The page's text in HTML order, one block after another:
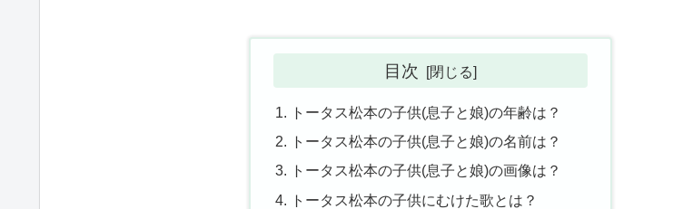
目次
トータス松本の子供(息子と娘)の年齢は？
トータス松本の子供(息子と娘)の名前は？
トータス松本の子供(息子と娘)の画像は？
トータス松本の子供にむけた歌とは？